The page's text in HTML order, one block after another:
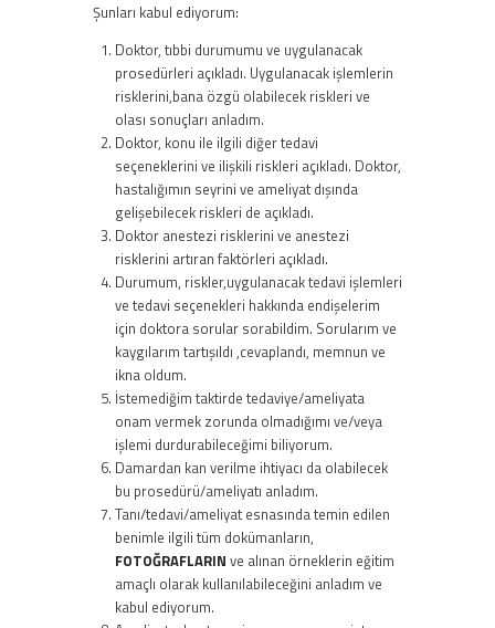
Şunları kabul ediyorum:
Doktor, tıbbi durumumu ve uygulanacak
prosedürleri açıkladı. Uygulanacak işlemlerin
risklerini,bana özgü olabilecek riskleri ve
olası sonuçları anladım.
Doktor, konu ile ilgili diğer tedavi
seçeneklerini ve ilişkili riskleri açıkladı. Doktor,
hastalığımın seyrini ve ameliyat dışında
gelişebilecek riskleri de açıkladı.
Doktor anestezi risklerini ve anestezi
risklerini artıran faktörleri açıkladı.
Durumum, riskler,uygulanacak tedavi işlemleri
ve tedavi seçenekleri hakkında endişelerim
için doktora sorular sorabildim. Sorularım ve
kaygılarım tartışıldı ,cevaplandı, memnun ve
ikna oldum.
İstemediğim taktirde tedaviye/ameliyata
onam vermek zorunda olmadığımı ve/veya
işlemi durdurabileceğimi biliyorum.
Damardan kan verilme ihtiyacı da olabilecek
bu prosedürü/ameliyatı anladım.
Tanı/tedavi/ameliyat esnasında temin edilen
benimle ilgili tüm dokümanların,
FOTOĞRAFLARIN ve alınan örneklerin eğitim
amaçlı olarak kullanılabileceğini anladım ve
kabul ediyorum.